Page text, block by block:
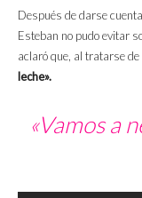
Después de darse
Esteban no pudo evitar
aclaró que, al tratarse
leche».
«Vamos a